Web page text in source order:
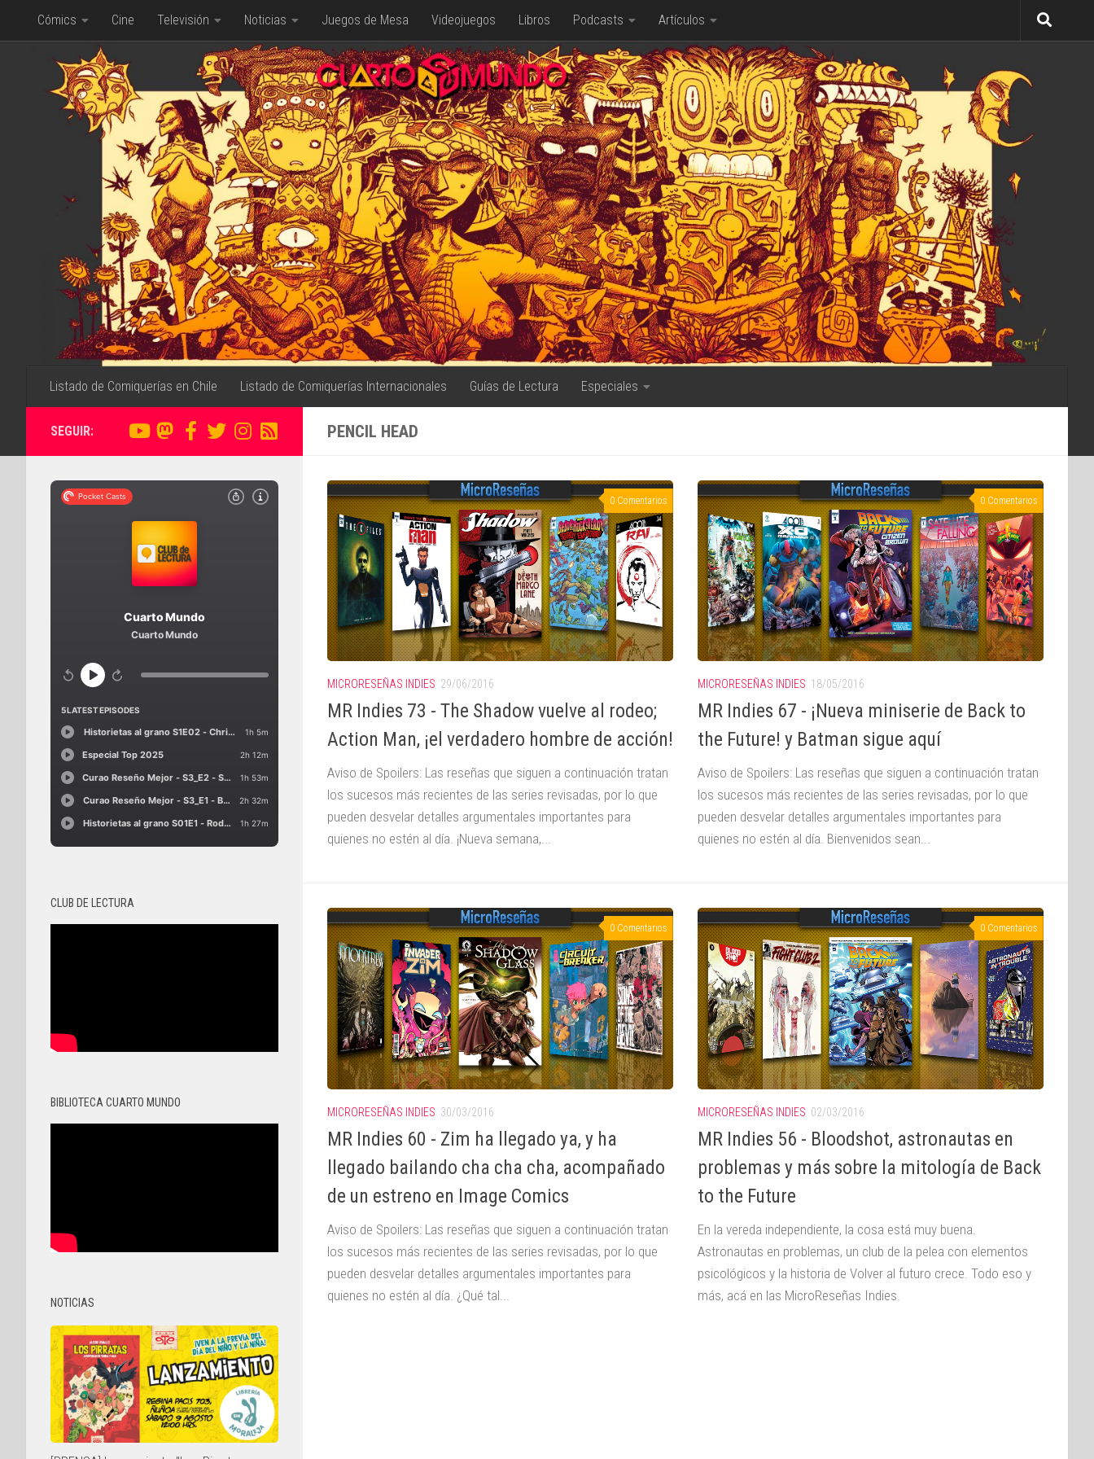
Saltar al contenido
Cómics Cine Televisión Noticias Juegos de Mesa Videojuegos Libros Podcasts Artículos
Listado de Comiquerías en Chile Listado de Comiquerías Internacionales Guías de Lectura Especiales
PENCIL HEAD
0 Comentarios
MICRORESEÑAS INDIES 29/06/2016
MR Indies 73 - The Shadow vuelve al rodeo;
Action Man, ¡el verdadero hombre de acción!
Aviso de Spoilers: Las reseñas que siguen a continuación tratan
los sucesos más recientes de las series revisadas, por lo que
pueden desvelar detalles argumentales importantes para
quienes no estén al día. ¡Nueva semana,...
0 Comentarios
MICRORESEÑAS INDIES 18/05/2016
MR Indies 67 - ¡Nueva miniserie de Back to
the Future! y Batman sigue aquí
Aviso de Spoilers: Las reseñas que siguen a continuación tratan
los sucesos más recientes de las series revisadas, por lo que
pueden desvelar detalles argumentales importantes para
quienes no estén al día. Bienvenidos sean...
0 Comentarios
MICRORESEÑAS INDIES 30/03/2016
MR Indies 60 - Zim ha llegado ya, y ha
llegado bailando cha cha cha, acompañado
de un estreno en Image Comics
Aviso de Spoilers: Las reseñas que siguen a continuación tratan
los sucesos más recientes de las series revisadas, por lo que
pueden desvelar detalles argumentales importantes para
quienes no estén al día. ¿Qué tal...
0 Comentarios
MICRORESEÑAS INDIES 02/03/2016
MR Indies 56 - Bloodshot, astronautas en
problemas y más sobre la mitología de Back
to the Future
En la vereda independiente, la cosa está muy buena.
Astronautas en problemas, un club de la pelea con elementos
psicológicos y la historia de Volver al futuro crece. Todo eso y
más, acá en las MicroReseñas Indies.
SEGUIR:
CLUB DE LECTURA
BIBLIOTECA CUARTO MUNDO
NOTICIAS